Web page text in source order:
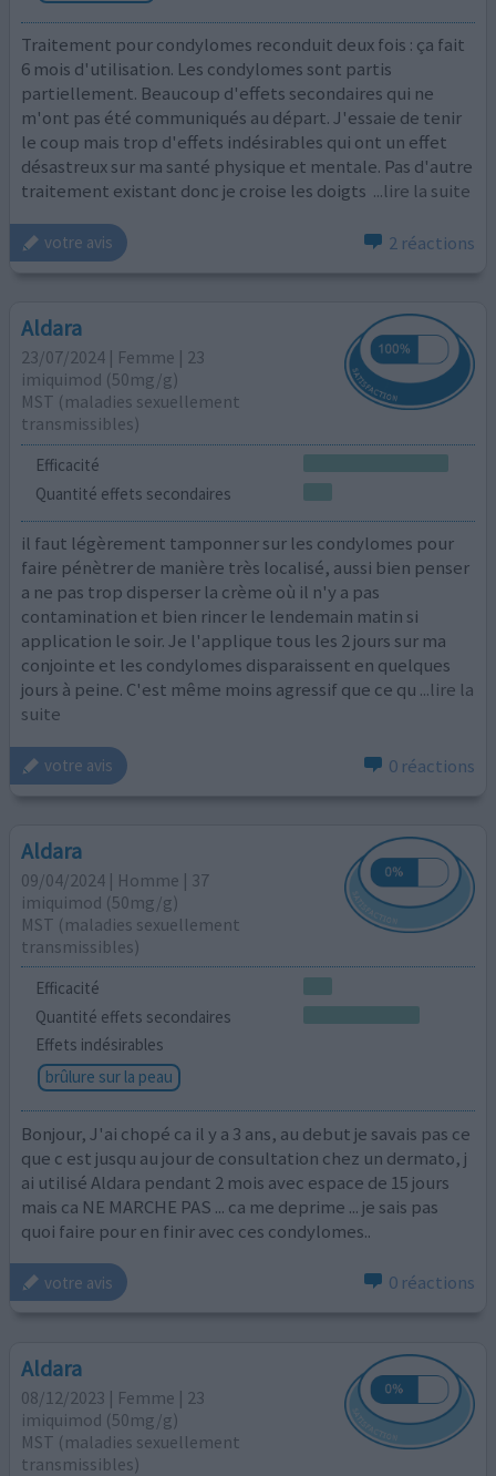
Traitement pour condylomes reconduit deux fois : ça fait
6 mois d'utilisation. Les condylomes sont partis
partiellement. Beaucoup d'effets secondaires qui ne
m'ont pas été communiqués au départ. J'essaie de tenir
le coup mais trop d'effets indésirables qui ont un effet
désastreux sur ma santé physique et mentale. Pas d'autre
traitement existant donc je croise les doigts ...lire la suite
votre avis 2 réactions
Aldara
23/07/2024 | Femme | 23
imiquimod (50mg/g)
MST (maladies sexuellement
transmissibles)
Efficacité
Quantité effets secondaires
il faut légèrement tamponner sur les condylomes pour
faire pénètrer de manière très localisé, aussi bien penser
a ne pas trop disperser la crème où il n'y a pas
contamination et bien rincer le lendemain matin si
application le soir. Je l'applique tous les 2 jours sur ma
conjointe et les condylomes disparaissent en quelques
jours à peine. C'est même moins agressif que ce qu ...lire la
suite
votre avis 0 réactions
Aldara
09/04/2024 | Homme | 37
imiquimod (50mg/g)
MST (maladies sexuellement
transmissibles)
Efficacité
Quantité effets secondaires
Effets indésirables
brûlure sur la peau
Bonjour, J'ai chopé ca il y a 3 ans, au debut je savais pas ce
que c est jusqu au jour de consultation chez un dermato, j
ai utilisé Aldara pendant 2 mois avec espace de 15 jours
mais ca NE MARCHE PAS ... ca me deprime ... je sais pas
quoi faire pour en finir avec ces condylomes..
votre avis 0 réactions
Aldara
08/12/2023 | Femme | 23
imiquimod (50mg/g)
MST (maladies sexuellement
transmissibles)